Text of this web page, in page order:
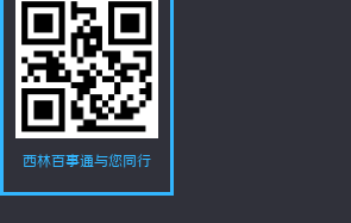
西林百事通与您同行